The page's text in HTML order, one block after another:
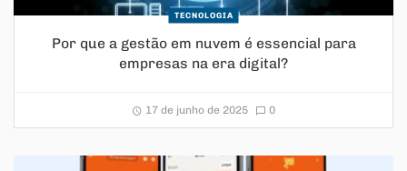
TECNOLOGIA
Por que a gestão em nuvem é essencial para
empresas na era digital?
17 de junho de 2025 0